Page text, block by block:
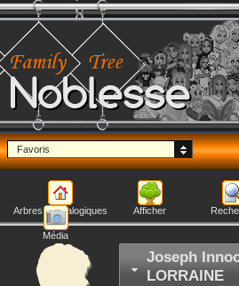
Noblesse
Favoris
Arbres généalogiques Afficher
Média
Joseph
LORRAINE